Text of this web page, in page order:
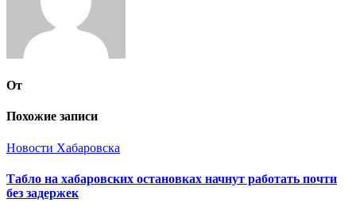
От
Похожие записи
Новости Хабаровска
Табло на хабаровских остановках начнут работать почти
без задержек